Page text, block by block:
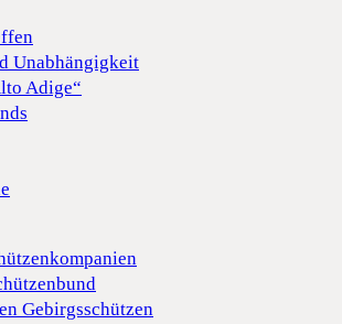
Unabhängigkeit
Adige“
Gebirgsschützen